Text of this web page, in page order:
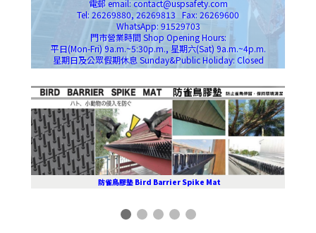
電郵 email: contact@uspsafety.com
Tel: 26269880, 26269813 Fax: 26269600
WhatsApp: 91529703
門市營業時間 Shop Opening Hours:
平日(Mon-Fri) 9a.m.~5:30p.m., 星期六(Sat) 9a.m.~4p.m.
星期日及公眾假期休息 Sunday&Public Holiday: Closed
防雀鳥膠墊 Bird Barrier Spike Mat